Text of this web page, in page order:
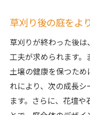
草刈り後の庭をよ
草刈りが終わった後
工夫が求められます。
土壌の健康を保つた
れにより、次の成長
ます。さらに、花壇